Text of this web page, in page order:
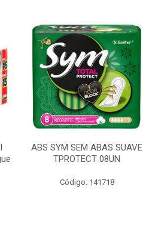
ABS SYM SEM ABAS SUAVE
TPROTECT 08UN
Código: 141718